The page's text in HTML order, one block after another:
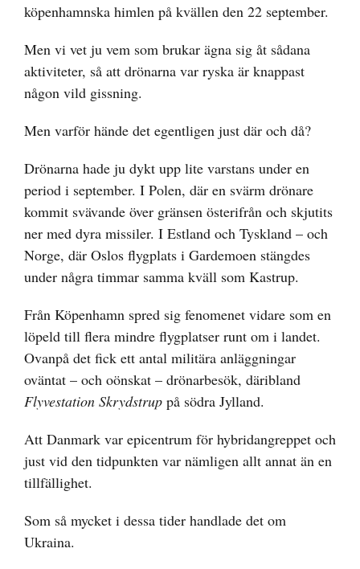
köpenhamnska himlen på kvällen den 22 september.
Men vi vet ju vem som brukar ägna sig åt sådana
aktiviteter, så att drönarna var ryska är knappast
någon vild gissning.
Men varför hände det egentligen just där och då?
Drönarna hade ju dykt upp lite varstans under en
period i september. I Polen, där en svärm drönare
kommit svävande över gränsen österifrån och skjutits
ner med dyra missiler. I Estland och Tyskland – och
Norge, där Oslos flygplats i Gardemoen stängdes
under några timmar samma kväll som Kastrup.
Från Köpenhamn spred sig fenomenet vidare som en
löpeld till flera mindre flygplatser runt om i landet.
Ovanpå det fick ett antal militära anläggningar
oväntat – och oönskat – drönarbesök, däribland
Flyvestation Skrydstrup på södra Jylland.
Att Danmark var epicentrum för hybridangreppet och
just vid den tidpunkten var nämligen allt annat än en
tillfällighet.
Som så mycket i dessa tider handlade det om
Ukraina.